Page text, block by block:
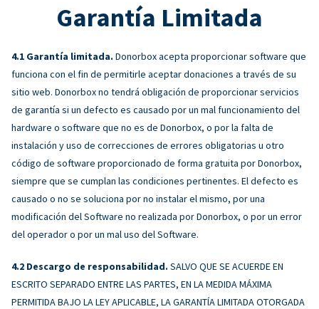
Garantía Limitada
Garantía limitada. Donorbox acepta proporcionar software que
funciona con el fin de permitirle aceptar donaciones a través de su
sitio web. Donorbox no tendrá obligación de proporcionar servicios
de garantía si un defecto es causado por un mal funcionamiento del
hardware o software que no es de Donorbox, o por la falta de
instalación y uso de correcciones de errores obligatorias u otro
código de software proporcionado de forma gratuita por Donorbox,
siempre que se cumplan las condiciones pertinentes. El defecto es
causado o no se soluciona por no instalar el mismo, por una
modificación del Software no realizada por Donorbox, o por un error
del operador o por un mal uso del Software.
Descargo de responsabilidad. SALVO QUE SE ACUERDE EN
ESCRITO SEPARADO ENTRE LAS PARTES, EN LA MEDIDA MÁXIMA
PERMITIDA BAJO LA LEY APLICABLE, LA GARANTÍA LIMITADA OTORGADA